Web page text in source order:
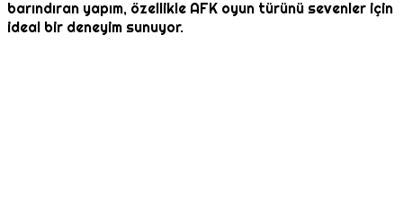
barındıran yapım, özellikle AFK oyun türünü sevenler için
ideal bir deneyim sunuyor.